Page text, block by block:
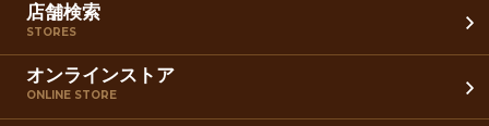
店舗検索
STORES
オンラインストア
ONLINE STORE